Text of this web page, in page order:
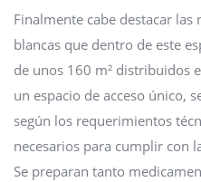
Finalmente cabe destacar las
blancas que dentro de este
de unos 160 m² distribuidos
un espacio de acceso único,
según los requerimientos
necesarios para cumplir con
Se preparan tanto